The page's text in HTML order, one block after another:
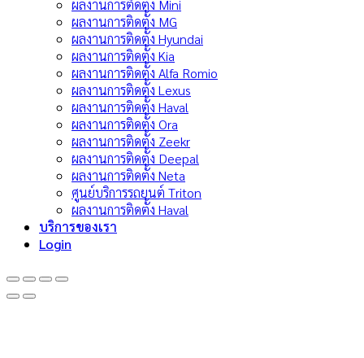
ผลงานการติดตั้ง Mini
ผลงานการติดตั้ง MG
ผลงานการติดตั้ง Hyundai
ผลงานการติดตั้ง Kia
ผลงานการติดตั้ง Alfa Romio
ผลงานการติดตั้ง Lexus
ผลงานการติดตั้ง Haval
ผลงานการติดตั้ง Ora
ผลงานการติดตั้ง Zeekr
ผลงานการติดตั้ง Deepal
ผลงานการติดตั้ง Neta
ศูนย์บริการรถยนต์ Triton
ผลงานการติดตั้ง Haval
บริการของเรา
Login